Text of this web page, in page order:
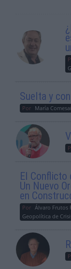
Suelta y
Por María
El Conflicto
Un Nuevo
en
Por Álvaro Frutos
Geopolítica de